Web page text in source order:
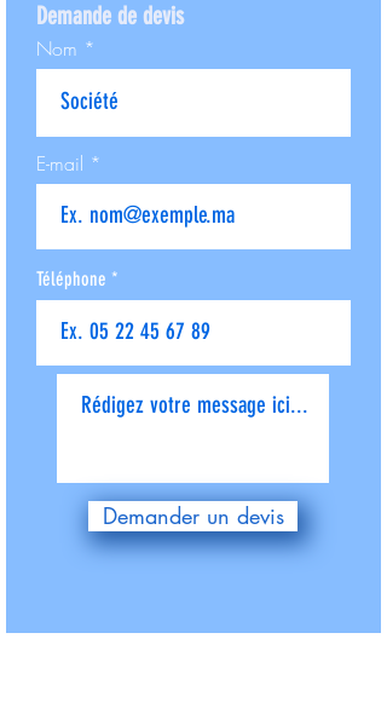
Demande de devis
Nom
E-mail
Téléphone
Demander un devis